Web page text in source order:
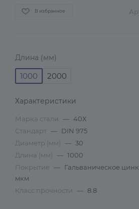
В избранное
Длина (мм)
1000 2000
Характеристики
Марка стали — 40Х
Стандарт — DIN 975
Диаметр (мм) — 30
Длина (мм) — 1000
Покрытие — Гальваническое
мкм
Класс прочности
— 8.8